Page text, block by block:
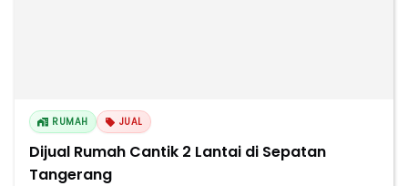
RUMAH JUAL
Dijual Rumah Cantik 2 Lantai di Sepatan
Tangerang